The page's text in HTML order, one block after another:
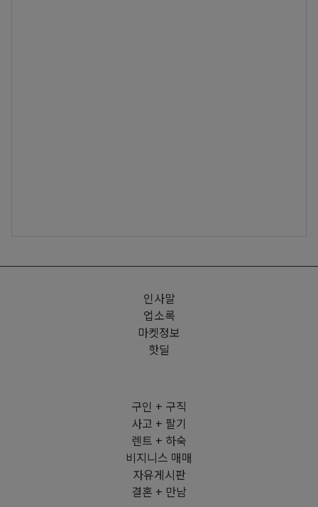
인사말
업소록
마켓정보
핫딜
구인 + 구직
사고 + 팔기
렌트 + 하숙
비지니스 매매
자유게시판
결혼 + 만남